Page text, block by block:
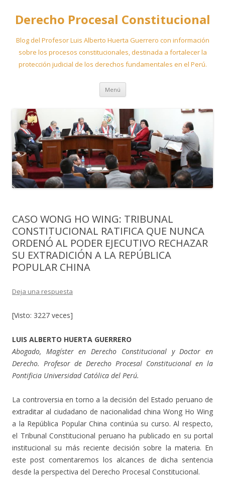
Derecho Procesal Constitucional
Blog del Profesor Luis Alberto Huerta Guerrero con información
sobre los procesos constitucionales, destinada a fortalecer la
protección judicial de los derechos fundamentales en el Perú.
Menú Ir
contenido
CASO WONG HO WING: TRIBUNAL
CONSTITUCIONAL RATIFICA QUE NUNCA
ORDENÓ AL PODER EJECUTIVO RECHAZAR
SU EXTRADICIÓN A LA REPÚBLICA
POPULAR CHINA
Deja una respuesta
[Visto: 3227 veces]
LUIS ALBERTO HUERTA GUERRERO
Abogado, Magíster en Derecho Constitucional y Doctor en
Derecho. Profesor de Derecho Procesal Constitucional en la
Pontificia Universidad Católica del Perú.
La controversia en torno a la decisión del Estado peruano de
extraditar al ciudadano de nacionalidad china Wong Ho Wing
a la República Popular China continúa su curso. Al respecto,
el Tribunal Constitucional peruano ha publicado en su portal
institucional su más reciente decisión sobre la materia. En
este post comentaremos los alcances de dicha sentencia
desde la perspectiva del Derecho Procesal Constitucional.